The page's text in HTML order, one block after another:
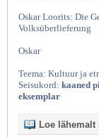
Oskar Loorits: Die
Volksüberlieferung
Oskar
Teema: Kultuur ja
Seisukord: kaaned
eksemplar
Loe lähemalt